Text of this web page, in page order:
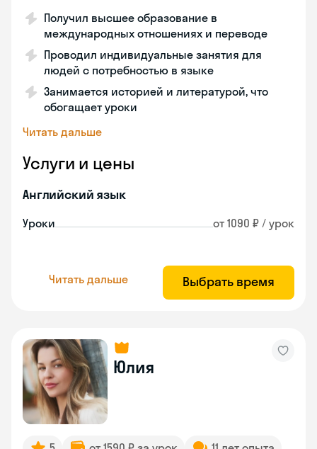
Получил высшее образование в
международных отношениях и переводе
Проводил индивидуальные занятия для
людей с потребностью в языке
Занимается историей и литературой, что
обогащает уроки
Читать дальше
Услуги и цены
Английский язык
Уроки от 1090 ₽ / урок
Читать дальше Выбрать время
Юлия